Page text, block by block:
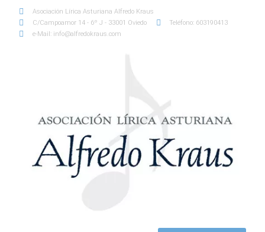
Asociación Lírica Asturiana Alfredo Kraus
C/Campoamor 14 - 6º J - 33001 Oviedo
Teléfono: 603190413
e-Mail: info@alfredokraus.com